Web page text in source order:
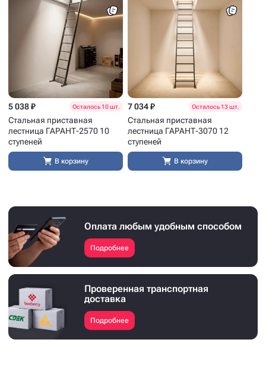
5 038 ₽ Осталось 10 шт.
Стальная приставная
лестница ГАРАНТ-2570 10
ступеней
В корзину
7 034 ₽ Осталось 13 шт.
Стальная приставная
лестница ГАРАНТ-3070 12
ступеней
В корзину
Оплата любым удобным способом
Подробнее
Проверенная транспортная
доставка
Подробнее